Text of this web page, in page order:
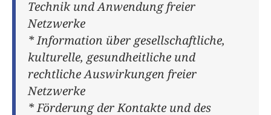
Technik und Anwendung freier
Netzwerke
* Information über gesellschaftliche,
kulturelle, gesundheitliche und
rechtliche Auswirkungen freier
Netzwerke
* Förderung der Kontakte und des